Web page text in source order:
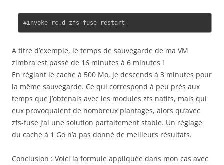
A titre d’exemple, le temps de sauvegarde de ma VM
zimbra est passé de 16 minutes à 6 minutes !
En réglant le cache à 500 Mo, je descends à 3 minutes pour
la même sauvegarde. Ce qui correspond à peu près aux
temps que j’obtenais avec les modules zfs natifs, mais qui
eux provoquaient de nombreux plantages, alors qu’avec
zfs-fuse j’ai une solution parfaitement stable. Un réglage
du cache à 1 Go n’a pas donné de meilleurs résultats.
Conclusion : Voici la formule appliquée dans mon cas avec